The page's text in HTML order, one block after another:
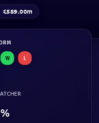
€589.00m
W L